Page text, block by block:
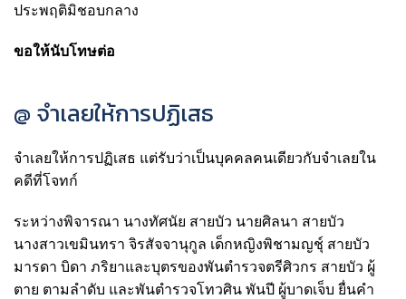
ประพฤติมิชอบกลาง
ขอให้นับโทษต่อ
@ จําเลยให้การปฏิเสธ
จําเลยให้การปฏิเสธ แต่รับว่าเป็นบุคคลคนเดียวกับจําเลยใน
คดีที่โจทก์
ระหว่างพิจารณา นางทัศนัย สายบัว นายศิลนา สายบัว
นางสาวเขมินทรา จิรสัจจานุกูล เด็กหญิงพิชามญช์ุ สายบัว
มารดา บิดา ภริยาและบุตรของพันตํารวจตรีศิวกร สายบัว ผู้
ตาย ตามลําดับ และพันตํารวจโทวศิน พันปี ผู้บาดเจ็บ ยื่นคํา